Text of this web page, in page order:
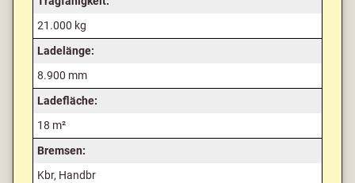
21.000 kg
Ladelänge:
8.900 mm
Ladefläche:
18 m²
Bremsen:
Kbr, Handbr